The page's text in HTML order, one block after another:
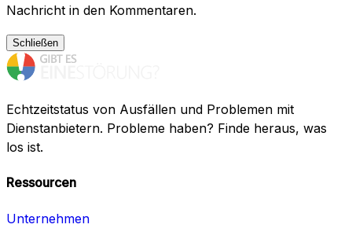
Nachricht in den Kommentaren.
Schließen
Echtzeitstatus von Ausfällen und Problemen mit
Dienstanbietern. Probleme haben? Finde heraus, was
los ist.
Ressourcen
Unternehmen